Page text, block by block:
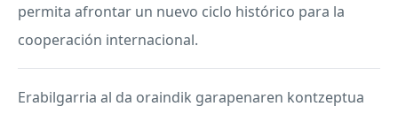
permita afrontar un nuevo ciclo histórico para la
cooperación internacional.
Erabilgarria al da oraindik garapenaren kontzeptua